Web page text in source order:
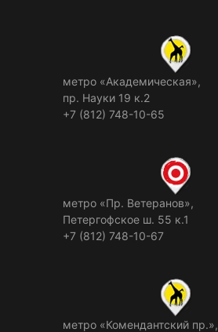
метро «Академическая»,
пр. Науки 19 к.2
+7 (812) 748-10-65
метро «Пр. Ветеранов»,
Петергофское ш. 55 к.1
+7 (812) 748-10-67
метро «Комендантский пр.»,